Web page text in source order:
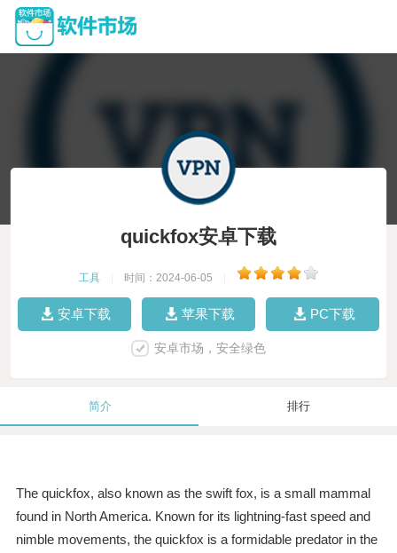
quickfox安卓下载
工具 时间：2024-06-05
安卓下载 苹果下载 PC下载
安卓市场，安全绿色
简介 排行
The quickfox, also known as the swift fox, is a small mammal
found in North America. Known for its lightning-fast speed and
nimble movements, the quickfox is a formidable predator in the